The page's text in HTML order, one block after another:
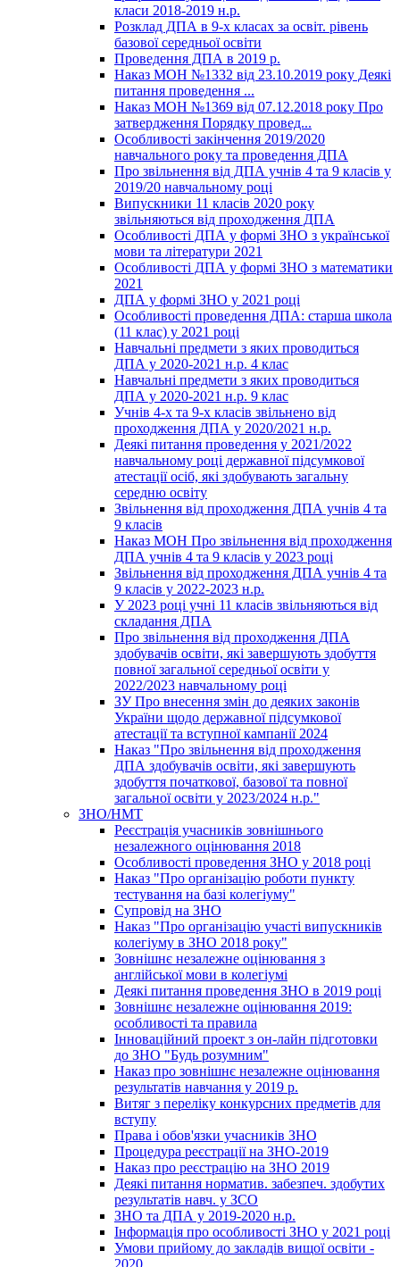
класи 2018-2019 н.р.
Розклад ДПА в 9-х класах за освіт. рівень
базової середньої освіти
Проведення ДПА в 2019 р.
Наказ МОН №1332 від 23.10.2019 року Деякі
питання проведення ...
Наказ МОН №1369 від 07.12.2018 року Про
затвердження Порядку провед...
Особливості закінчення 2019/2020
навчального року та проведення ДПА
Про звільнення від ДПА учнів 4 та 9 класів у
2019/20 навчальному році
Випускники 11 класів 2020 року
звільняються від проходження ДПА
Особливості ДПА у формі ЗНО з української
мови та літератури 2021
Особливості ДПА у формі ЗНО з математики
2021
ДПА у формі ЗНО у 2021 році
Особливості проведення ДПА: старша школа
(11 клас) у 2021 році
Навчальні предмети з яких проводиться
ДПА у 2020-2021 н.р. 4 клас
Навчальні предмети з яких проводиться
ДПА у 2020-2021 н.р. 9 клас
Учнів 4-х та 9-х класів звільнено від
проходження ДПА у 2020/2021 н.р.
Деякі питання проведення у 2021/2022
навчальному році державної підсумкової
атестації осіб, які здобувають загальну
середню освіту
Звільнення від проходження ДПА учнів 4 та
9 класів
Наказ МОН Про звільнення від проходження
ДПА учнів 4 та 9 класів у 2023 році
Звільнення від проходження ДПА учнів 4 та
9 класів у 2022-2023 н.р.
У 2023 році учні 11 класів звільняються від
складання ДПА
Про звільнення від проходження ДПА
здобувачів освіти, які завершують здобуття
повної загальної середньої освіти у
2022/2023 навчальному році
ЗУ Про внесення змін до деяких законів
України щодо державної підсумкової
атестації та вступної кампанії 2024
Наказ "Про звільнення від проходження
ДПА здобувачів освіти, які завершують
здобуття початкової, базової та повної
загальної освіти у 2023/2024 н.р."
ЗНО/НМТ
Реєстрація учасників зовнішнього
незалежного оцінювання 2018
Особливості проведення ЗНО у 2018 році
Наказ "Про організацію роботи пункту
тестування на базі колегіуму"
Супровід на ЗНО
Наказ "Про організацію участі випускників
колегіуму в ЗНО 2018 року"
Зовнішнє незалежне оцінювання з
англійської мови в колегіумі
Деякі питання проведення ЗНО в 2019 році
Зовнішнє незалежне оцінювання 2019:
особливості та правила
Інноваційний проект з он-лайн підготовки
до ЗНО "Будь розумним"
Наказ про зовнішнє незалежне оцінювання
результатів навчання у 2019 р.
Витяг з переліку конкурсних предметів для
вступу
Права і обов'язки учасників ЗНО
Процедура реєстрації на ЗНО-2019
Наказ про реєстрацію на ЗНО 2019
Деякі питання норматив. забезпеч. здобутих
результатів навч. у ЗСО
ЗНО та ДПА у 2019-2020 н.р.
Інформація про особливості ЗНО у 2021 році
Умови прийому до закладів вищої освіти -
2020